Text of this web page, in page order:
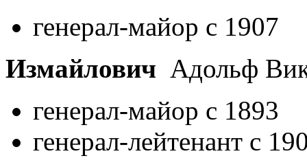
генерал-майор с 1907
Измайлович Адольф
генерал-майор с 1893
генерал-лейтенант с